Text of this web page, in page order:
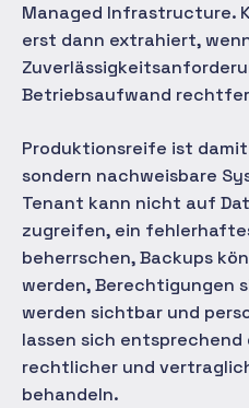
Managed Infrastructure.
erst dann extrahiert,
Betriebsaufwand
Produktionsreife ist
sondern nachweisbare
Tenant kann nicht auf
zugreifen, ein
beherrschen, Backups
werden, Berechtigungen
werden sichtbar und
lassen sich
rechtlicher und
behandeln.